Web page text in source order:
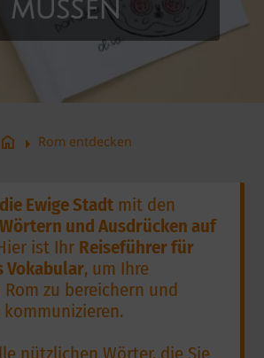
Jubiläum 2025
müssen
home arrow_right Rom entdecken
Ewige Stadt mit den
und Ausdrücken auf
ist Ihr Reiseführer für
Vokabular, um Ihre
zu bereichern und